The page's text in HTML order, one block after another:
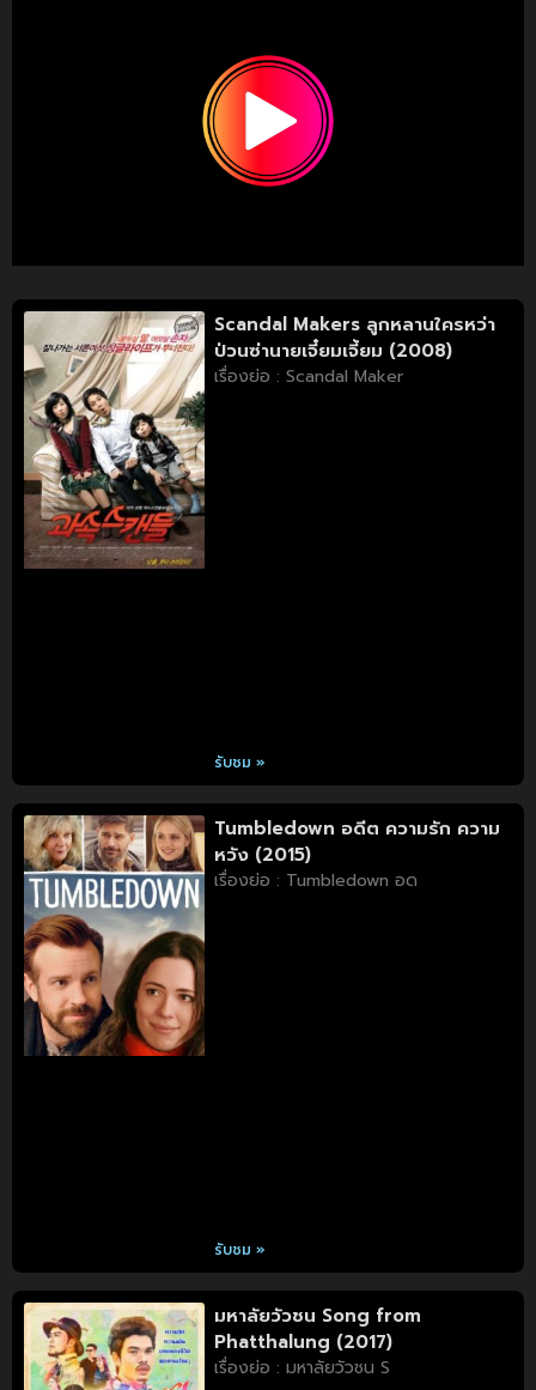
Scandal Makers ลูกหลานใครหว่า
ป่วนซ่านายเจี๋ยมเจี้ยม (2008)
เรื่องย่อ : Scandal Maker
รับชม »
Tumbledown อดีต ความรัก ความ
หวัง (2015)
เรื่องย่อ : Tumbledown อด
รับชม »
มหาลัยวัวชน Song from
Phatthalung (2017)
เรื่องย่อ : มหาลัยวัวชน S